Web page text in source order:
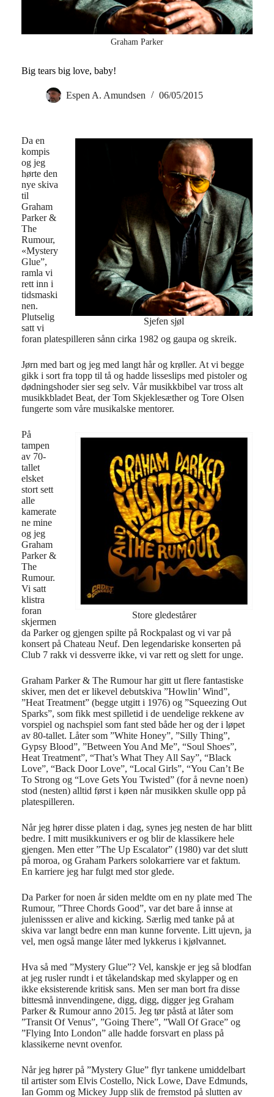
Graham Parker
Big tears big love, baby!
Espen A. Amundsen 06/05/2015
Sjefen sjøl
Da en
kompis
og jeg
hørte den
nye skiva
til
Graham
Parker &
The
Rumour,
«Mystery
Glue”,
ramla vi
rett inn i
tidsmaski
nen.
Plutselig
satt vi
foran platespilleren sånn cirka 1982 og gaupa og skreik.
Jørn med bart og jeg med langt hår og krøller. At vi begge
gikk i sort fra topp til tå og hadde lisseslips med pistoler og
dødningshoder sier seg selv. Vår musikkbibel var tross alt
musikkbladet Beat, der Tom Skjeklesæther og Tore Olsen
fungerte som våre musikalske mentorer.
Store gledestårer
På
tampen
av 70-
tallet
elsket
stort sett
alle
kamerate
ne mine
og jeg
Graham
Parker &
The
Rumour.
Vi satt
klistra
foran
skjermen
da Parker og gjengen spilte på Rockpalast og vi var på
konsert på Chateau Neuf. Den legendariske konserten på
Club 7 rakk vi dessverre ikke, vi var rett og slett for unge.
Graham Parker & The Rumour har gitt ut flere fantastiske
skiver, men det er likevel debutskiva ”Howlin’ Wind”,
”Heat Treatment” (begge utgitt i 1976) og ”Squeezing Out
Sparks”, som fikk mest spilletid i de uendelige rekkene av
vorspiel og nachspiel som fant sted både her og der i løpet
av 80-tallet. Låter som ”White Honey”, ”Silly Thing”,
Gypsy Blood”, ”Between You And Me”, “Soul Shoes”,
Heat Treatment”, “That’s What They All Say”, “Black
Love”, “Back Door Love”, “Local Girls”, “You Can’t Be
To Strong og “Love Gets You Twisted” (for å nevne noen)
stod (nesten) alltid først i køen når musikken skulle opp på
platespilleren.
Når jeg hører disse platen i dag, synes jeg nesten de har blitt
bedre. I mitt musikkunivers er og blir de klassikere hele
gjengen. Men etter ”The Up Escalator” (1980) var det slutt
på moroa, og Graham Parkers solokarriere var et faktum.
En karriere jeg har fulgt med stor glede.
Da Parker for noen år siden meldte om en ny plate med The
Rumour, ”Three Chords Good”, var det bare å innse at
julenisssen er alive and kicking. Særlig med tanke på at
skiva var langt bedre enn man kunne forvente. Litt ujevn, ja
vel, men også mange låter med lykkerus i kjølvannet.
Hva så med ”Mystery Glue”? Vel, kanskje er jeg så blodfan
at jeg rusler rundt i et tåkelandskap med skylapper og en
ikke eksisterende kritisk sans. Men ser man bort fra disse
bittesmå innvendingene, digg, digg, digger jeg Graham
Parker & Rumour anno 2015. Jeg tør påstå at låter som
”Transit Of Venus”, ”Going There”, ”Wall Of Grace” og
”Flying Into London” alle hadde forsvart en plass på
klassikerne nevnt ovenfor.
Når jeg hører på ”Mystery Glue” flyr tankene umiddelbart
til artister som Elvis Costello, Nick Lowe, Dave Edmunds,
Ian Gomm og Mickey Jupp slik de fremstod på slutten av